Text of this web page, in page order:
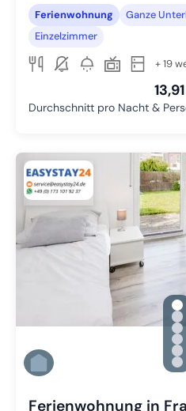
Ferienwohnung
Ganze
Einzelzimmer
+ 19
Durchschnitt pro Nacht &
Ferienwohnung in